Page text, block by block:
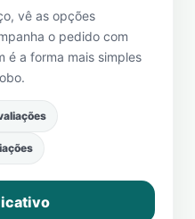
vê as opções
o pedido com
é a forma mais simples
.